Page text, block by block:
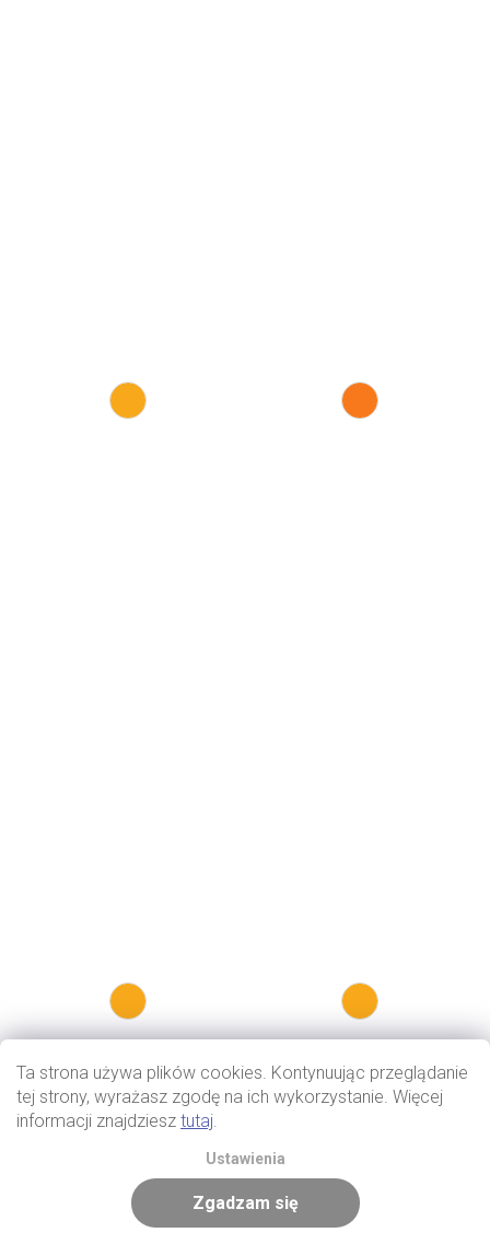
Ta strona używa plików cookies. Kontynuując przeglądanie
tej strony, wyrażasz zgodę na ich wykorzystanie. Więcej
informacji znajdziesz tutaj.
Ustawienia
Zgadzam się